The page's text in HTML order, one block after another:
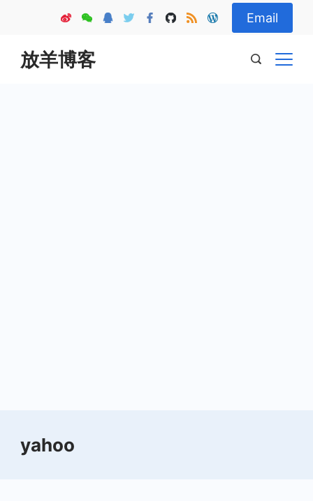
content
Email
放羊博客
yahoo